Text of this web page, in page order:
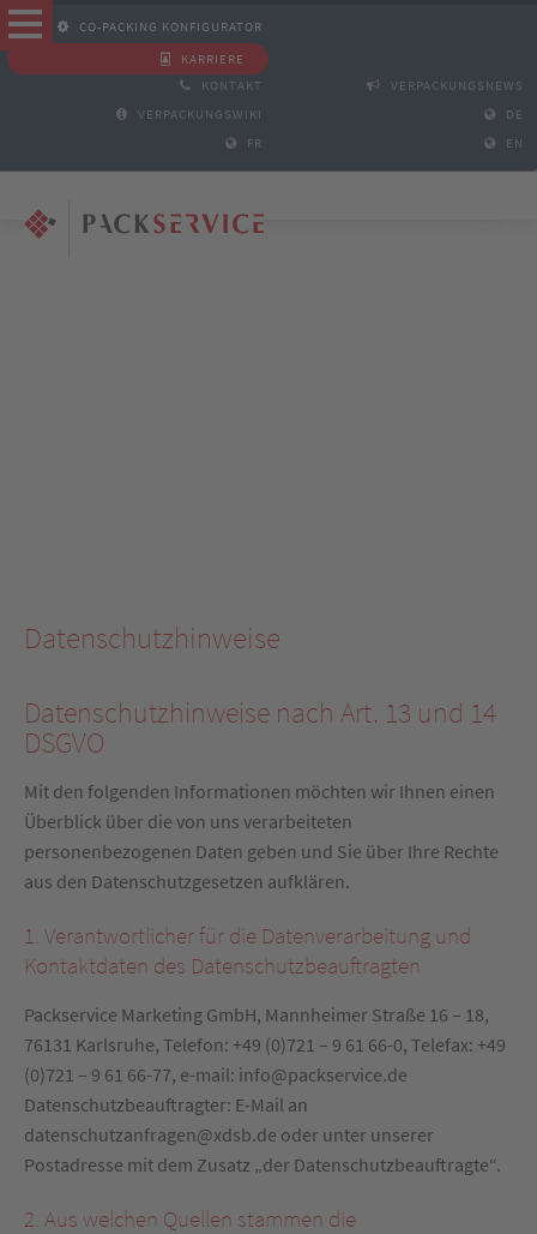
CO-PACKING KONFIGURATOR
KARRIERE
KONTAKT
VERPACKUNGSNEWS
VERPACKUNGSWIKI
DE
FR
EN
Datenschutzhinweise
Datenschutzhinweise nach Art. 13 und 14
DSGVO
Mit den folgenden Informationen möchten wir Ihnen einen
Überblick über die von uns verarbeiteten
personenbezogenen Daten geben und Sie über Ihre Rechte
aus den Datenschutzgesetzen aufklären.
1. Verantwortlicher für die Datenverarbeitung und
Kontaktdaten des Datenschutzbeauftragten
Packservice Marketing GmbH, Mannheimer Straße 16 – 18,
76131 Karlsruhe, Telefon: +49 (0)721 – 9 61 66-0, Telefax: +49
(0)721 – 9 61 66-77, e-mail: info@packservice.de
Datenschutzbeauftragter: E-Mail an
datenschutzanfragen@xdsb.de oder unter unserer
Postadresse mit dem Zusatz „der Datenschutzbeauftragte“.
2. Aus welchen Quellen stammen die